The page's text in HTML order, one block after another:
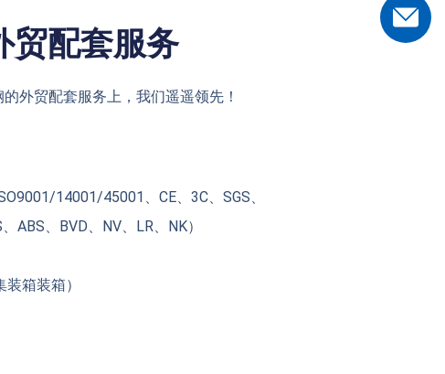
贸配套服务
外贸配套服务上，我们遥遥领先！
14001/45001、CE、3C、SGS、
ABS、BVD、NV、LR、NK）
箱装箱）